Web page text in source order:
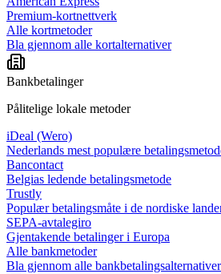
Premium-kortnettverk
Alle kortmetoder
Bla gjennom alle kortalternativer
Bankbetalinger
Pålitelige lokale metoder
iDeal (Wero)
Nederlands mest populære
Bancontact
Belgias ledende betalingsmetode
Trustly
Populær betalingsmåte i de nordiske
SEPA-avtalegiro
Gjentakende betalinger i Europa
Alle bankmetoder
Bla gjennom alle bankbetalingsalternativer